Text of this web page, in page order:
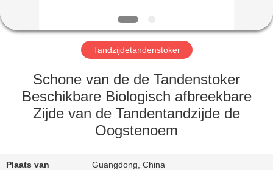
ONGEVEER
ONS
FABRIEKSREIS
KWALITEITSCONTROLE
Tandzijdetandenstoker
Schone van de de Tandenstoker
Beschikbare Biologisch afbreekbare
Zijde van de Tandentandzijde de
Oogstenoem
Plaats van
Guangdong, China